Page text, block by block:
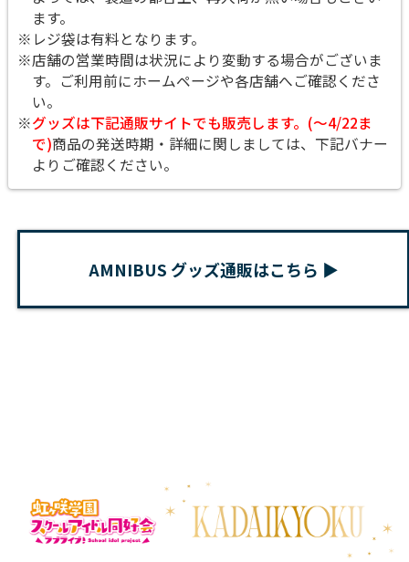
ます。
※レジ袋は有料となります。
※店舗の営業時間は状況により変動する場合がございま
す。ご利用前にホームページや各店舗へご確認くださ
い。
※グッズは下記通販サイトでも販売します。(～4/22ま
で)商品の発送時期・詳細に関しましては、下記バナー
よりご確認ください。
AMNIBUS グッズ通販はこちら ▶